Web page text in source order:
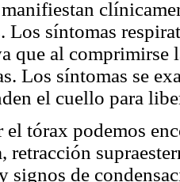
Los síntomas
que al comprimirse
Los síntomas se
el cuello para
tórax podemos
retracción
signos de